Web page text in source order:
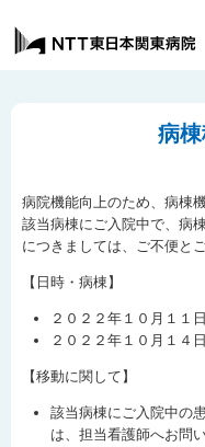
病
病院機能向上のため、病棟
該当病棟にご入院中で、病
につきましては、ご不便と
【日時・病棟】
２０２２年１０月１
２０２２年１０月１
【移動に関して】
該当病棟にご入院中の
は、担当看護師へお問